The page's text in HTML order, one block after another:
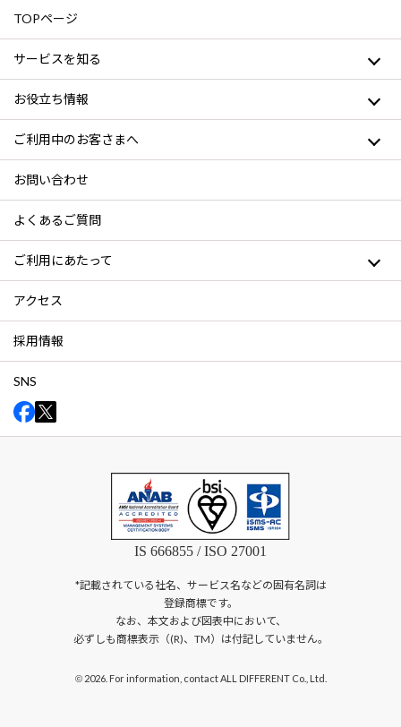
TOPページ
サービスを知る
お役立ち情報
ご利用中のお客さまへ
お問い合わせ
よくあるご質問
ご利用にあたって
アクセス
採用情報
SNS
IS 666855 / ISO 27001
*記載されている社名、サービス名などの固有名詞は
登録商標です。
なお、本文および図表中において、
必ずしも商標表示（(R)、TM）は付記していません。
©2026. For information, contact ALL DIFFERENT Co., Ltd.